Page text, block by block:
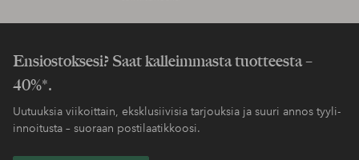
Ensiostoksesi? Saat kalleimmasta tuotteesta –
40%*.
Uutuuksia viikoittain, eksklusiivisia tarjouksia ja suuri annos tyyli-
innoitusta – suoraan postilaatikkoosi.